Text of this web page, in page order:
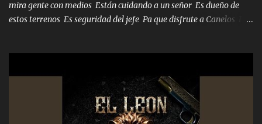
mira gente con medios Están cuidando a un señor Es dueño de
estos terrenos Es seguridad del jefe Pa que disfrute a Canelos Es
ni tampoco las mujeres porque es platica de grandes por eso hay
que estar alegres doy las instrucciones para atender los deberes
Música Si es que salta algún problema de confianza tengo gente
ahí está el Hombre Cuarenta y también Pariente 7 arreglan